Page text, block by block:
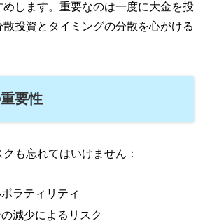
します。重要なのは一度に大金を投
散投資とタイミングの分散を心がける
要性
も忘れてはいけません：
ラティリティ
減少によるリスク